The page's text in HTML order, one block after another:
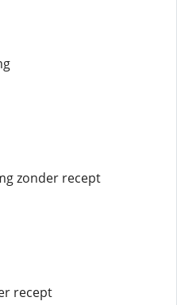
zonder recept
recept